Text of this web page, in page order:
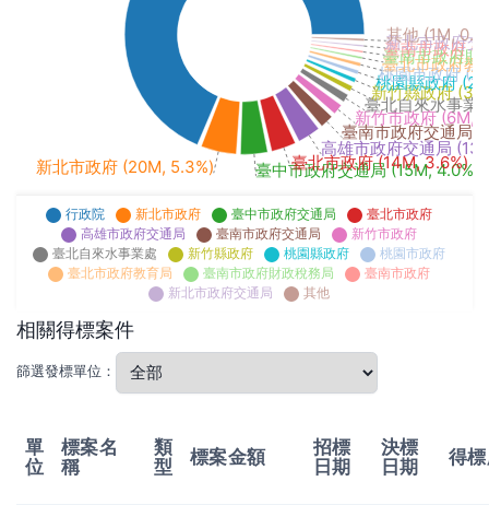
新北市政府 (20M, 5.3%) 臺中市政府交通局 (15M, 4.0%)
臺北市政府 (14M, 3.6%)
高雄市政府交通局
臺南市政府交通局
新竹市政府 (6M,
臺北自來水事業
新竹縣政府
桃園縣政府
桃園市政府
臺北市政府教
臺南市政府財
臺南市政府
新北市政府交
其他 (1M,
行政院 新北市政府 臺中市政府交通局
臺北市政府
高雄市政府交通局
臺南市政府交通局
新竹市政府
臺北自來水事業處
新竹縣政府 桃園縣政府
桃園市政府
臺北市政府教育局
臺南市政府財政稅務局
臺南市政府
新北市政府交通局
其他
相關得標案件
篩選發標單位：
單
位
標案名
稱
類
型
標案金額
招標
日期
決標
日期
得